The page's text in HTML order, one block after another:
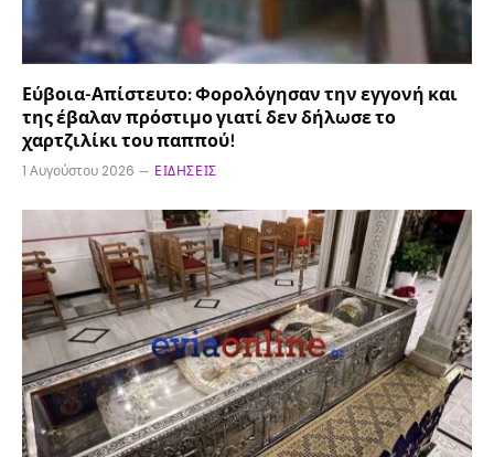
Εύβοια-Απίστευτο: Φορολόγησαν την εγγονή και
της έβαλαν πρόστιμο γιατί δεν δήλωσε το
χαρτζιλίκι του παππού!
1 Αυγούστου 2026 ΕΙΔΉΣΕΙΣ